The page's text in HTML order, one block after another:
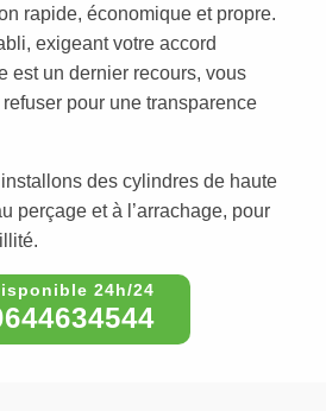
rapide, économique et propre.
exigeant votre accord
est un dernier recours, vous
pour une transparence
des cylindres de haute
perçage et à l’arrachage, pour